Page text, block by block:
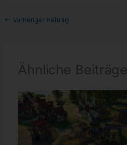
← Vorheriger Beitrag
Ähnliche Beiträge